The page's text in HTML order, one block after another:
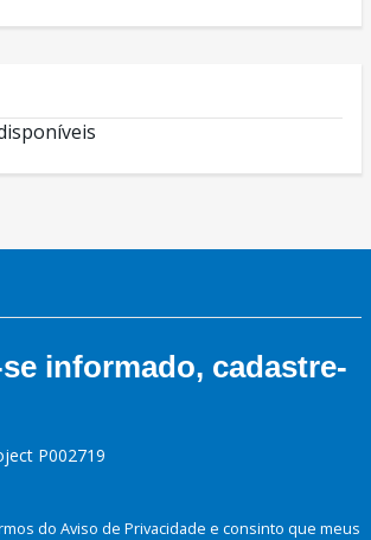
informado, cadastre-
P002719
do Aviso de Privacidade e consinto que meus